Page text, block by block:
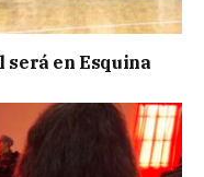
en Esquina